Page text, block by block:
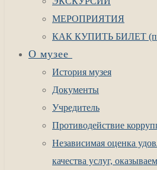
МЕРОПРИЯТИЯ
КАК КУПИТЬ БИЛЕТ (по
О музее
История музея
Документы
Учредитель
Противодействие
Независимая оценка
качества услуг,